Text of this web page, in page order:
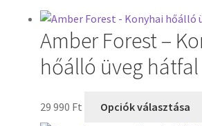
Amber Forest –
hőálló üveg hátfal
29 990 Ft Opciók választása